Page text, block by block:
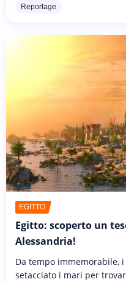
dei...
Reportage
EGITTO
Egitto: scoperto un
Alessandria!
Da tempo immemorabile,
setacciato i mari per